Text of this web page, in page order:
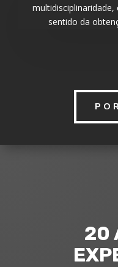
sentido da
20